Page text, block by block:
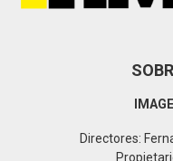
Directores: